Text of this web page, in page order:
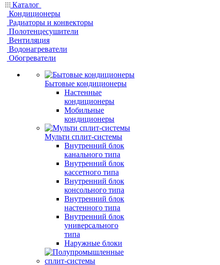
Каталог
Кондиционеры
Радиаторы и конвекторы
Полотенцесушители
Вентиляция
Водонагреватели
Обогреватели
Бытовые кондиционеры
Настенные
кондиционеры
Мобильные
кондиционеры
Мульти сплит-системы
Внутренний блок
канального типа
Внутренний блок
кассетного типа
Внутренний блок
консольного типа
Внутренний блок
настенного типа
Внутренний блок
универсального
типа
Наружные блоки